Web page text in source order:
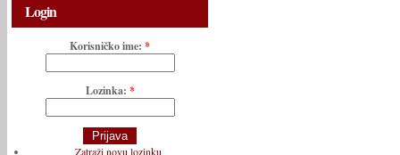
Login
Korisničko ime: *
Lozinka: *
Zatraži novu lozinku